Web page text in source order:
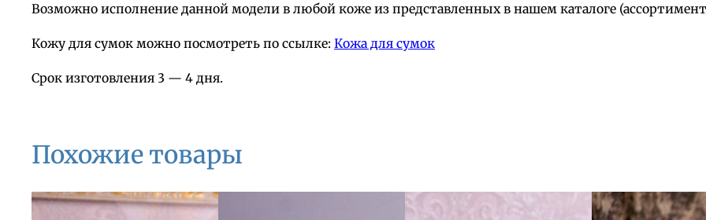
Возможно исполнение данной модели в любой коже из представленных в нашем каталоге
Кожу для сумок можно посмотреть по ссылке: Кожа для сумок
Срок изготовления 3 — 4 дня.
Похожие товары